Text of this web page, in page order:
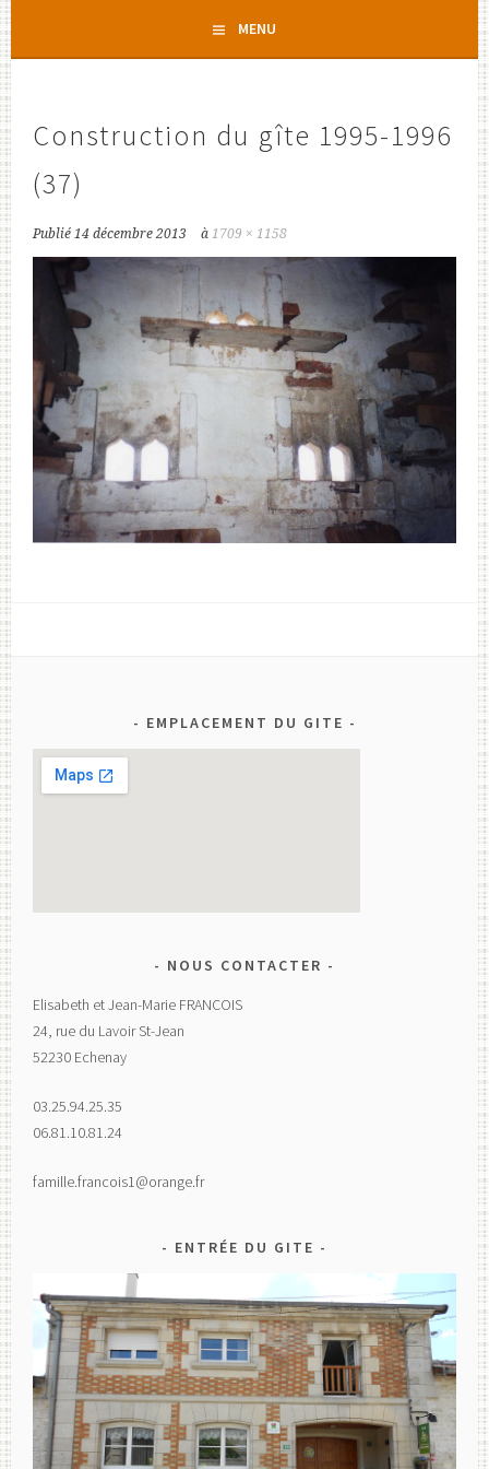
contenu
MENU
Construction du gîte 1995-1996
(37)
Publié14 décembre 2013 à1709 × 1158
EMPLACEMENT DU GITE
NOUS CONTACTER
Elisabeth et Jean-Marie FRANCOIS
24, rue du Lavoir St-Jean
52230 Echenay
03.25.94.25.35
06.81.10.81.24
famille.francois1@orange.fr
ENTRÉE DU GITE